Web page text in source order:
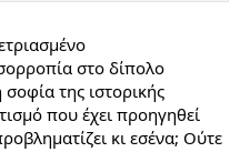
στο δίπολο
της ιστορικής
που έχει προηγηθεί
κι εσένα; Ούτε